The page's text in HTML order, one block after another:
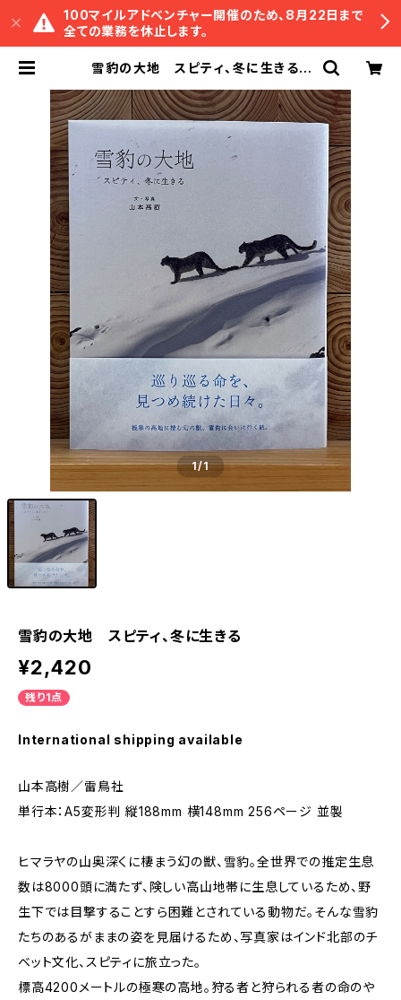
100マイルアドベンチャー開催のため、8月22日まで
全ての業務を休止します。
雪豹の大地 スピティ、冬に生きる |
1/1
雪豹の大地 スピティ、冬に生きる
¥2,420
残り1点
International shipping available
山本高樹／雷鳥社
単行本：A5変形判 縦188mm 横148mm 256ページ 並製
ヒマラヤの山奥深くに棲まう幻の獣、雪豹。全世界での推定生息
数は8000頭に満たず、険しい高山地帯に生息しているため、野
生下では目撃することすら困難とされている動物だ。そんな雪豹
たちのあるがままの姿を見届けるため、写真家はインド北部のチ
ベット文化、スピティに旅立った。
標高4200メートルの極寒の高地。狩る者と狩られる者の命のや